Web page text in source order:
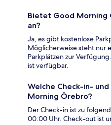
Bietet Good Morning
an?
Ja, es gibt kostenlose
Möglicherweise steht nur
Parkplätzen zur
ist verfügbar.
Welche Check-in-
Morning Örebro?
Der Check-in ist zu
00:00 Uhr. Check-out ist